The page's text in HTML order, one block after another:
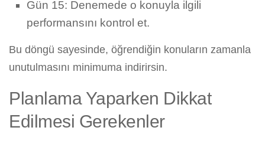
Gün 15: Denemede o konuyla ilgili
performansını kontrol et.
Bu döngü sayesinde, öğrendiğin konuların zamanla
unutulmasını minimuma indirirsin.
Planlama Yaparken Dikkat
Edilmesi Gerekenler